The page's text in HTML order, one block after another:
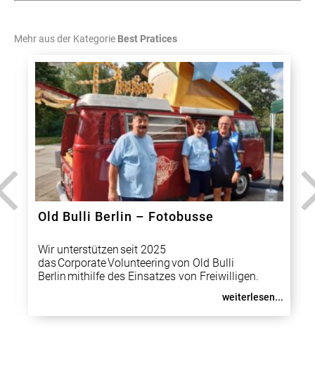
Mehr aus der Kategorie Best Pratices
Old Bulli Berlin – Fotobusse
Wir unterstützen seit 2025
das Corporate Volunteering von Old Bulli
Berlin mithilfe des Einsatzes von Freiwilligen.
stellt gemeinnützigen Organisationen bei
deren gemeinwohlorientierten Veranstaltungen Fotobulli-
weiterlesen...